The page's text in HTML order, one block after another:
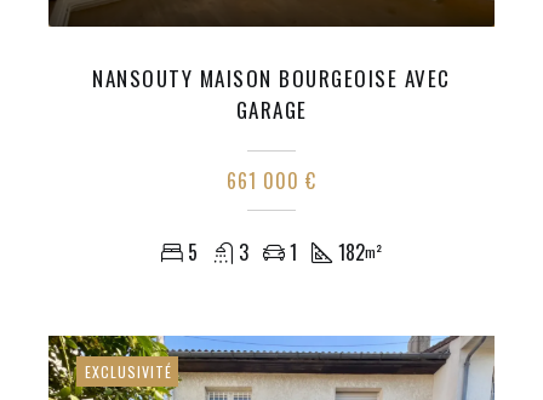
NANSOUTY MAISON BOURGEOISE AVEC
GARAGE
661 000 €
5 3 1 182m²
EXCLUSIVITÉ